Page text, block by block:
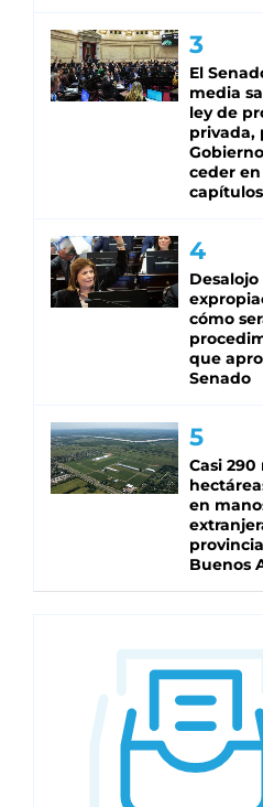
El
media
ley de
privada,
ceder
capítulos
cómo
que
Senado
Casi 290
en
Buenos